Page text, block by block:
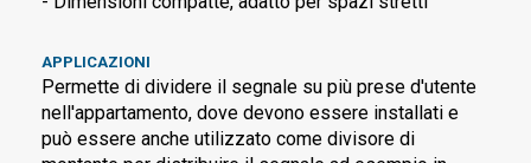
APPLICAZIONI
Permette di dividere il segnale su più prese d'utente
nell'appartamento, dove devono essere installati e
può essere anche utilizzato come divisore di